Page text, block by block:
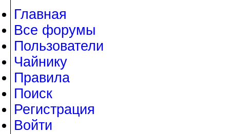
Главная
Все форумы
Пользователи
Чайнику
Правила
Поиск
Регистрация
Войти